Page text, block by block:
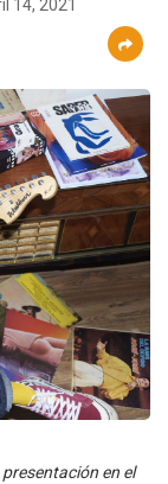
14, 2021
en el